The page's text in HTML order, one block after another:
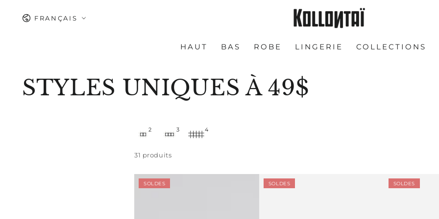
LangueFRANÇAIS
HAUT BAS ROBE LINGERIE COLLECTIONS
Collection:
STYLES UNIQUES À 49$
2 3 4
31 produits
Camisole
SOLDES
Camisole
SOLDES
Chandail
SOLDES